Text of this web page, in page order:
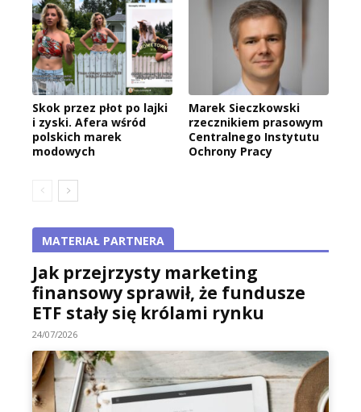
Skok przez płot po lajki
i zyski. Afera wśród
polskich marek
modowych
Marek Sieczkowski
rzecznikiem prasowym
Centralnego Instytutu
Ochrony Pracy
MATERIAŁ PARTNERA
Jak przejrzysty marketing
finansowy sprawił, że fundusze
ETF stały się królami rynku
24/07/2026